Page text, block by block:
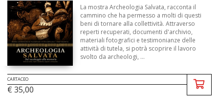
La mostra Archeologia Salvata, racconta il
cammino che ha permesso a molti di questi
beni di tornare alla collettività. Attraverso
reperti recuperati, documenti d'archivio,
materiali fotografici e testimonianze delle
attività di tutela, si potrà scoprire il lavoro
svolto da archeologi, ...
CARTACEO
€ 35,00